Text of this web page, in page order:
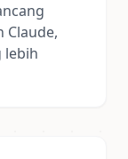
Claude,
lebih